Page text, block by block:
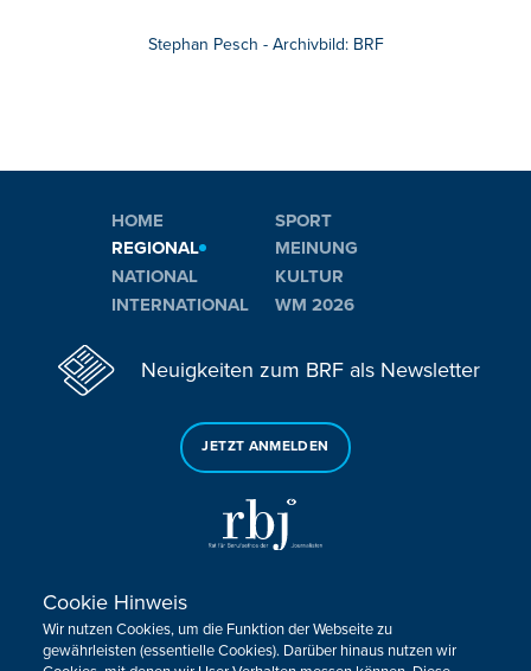
Stephan Pesch - Archivbild: BRF
HOME
REGIONAL
NATIONAL
INTERNATIONAL
SPORT
MEINUNG
KULTUR
WM 2026
Neuigkeiten zum BRF als Newsletter
JETZT ANMELDEN
Sie haben noch Fragen oder Anmerkungen?
KONTAKTIEREN SIE UNS!
Cookie Hinweis
Wir nutzen Cookies, um die Funktion der Webseite zu
gewährleisten (essentielle Cookies). Darüber hinaus nutzen wir